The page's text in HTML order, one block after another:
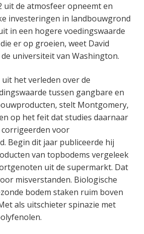
uit de atmosfeer opneemt en
investeringen in landbouwgrond
in een hogere voedingswaarde
er op groeien, weet David
universiteit van Washington.
het verleden over de
tussen gangbare en
stelt Montgomery,
op het feit dat studies daarnaar
voor
Begin dit jaar publiceerde hij
van topbodems vergeleek
uit de supermarkt. Dat
misverstanden. Biologische
bodem staken ruim boven
als uitschieter spinazie met